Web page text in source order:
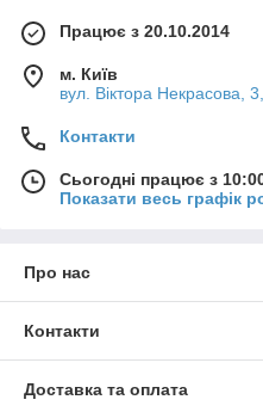
Працює з 20.10.2014
м. Київ
вул. Вiктора Некрасова,
Контакти
Сьогодні працює з
Показати весь графік
Про нас
Контакти
Доставка та оплата